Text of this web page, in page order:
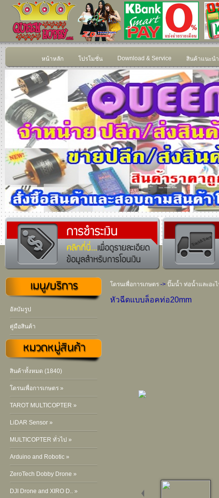
หน้าหลัก โปรโมชั่น Download & Service สินค้าแนะนำ
อัลบัมรูป
คู่มือสินค้า
สินค้าทั้งหมด (1840)
โดรนเพื่อการเกษตร »
TAROT MULTICOPTER »
LiDAR Sensor »
MULTICOPTER ทั่วไป »
Arduino and Robotic »
ZeroTech Dobby Drone »
DJI Drone and XIRO D.. »
โดรนเพื่อการเกษตร -> ปั๊มน้ำ ท่อน้ำและอะ
หัวฉีดแบบล็อคท่อ20mm